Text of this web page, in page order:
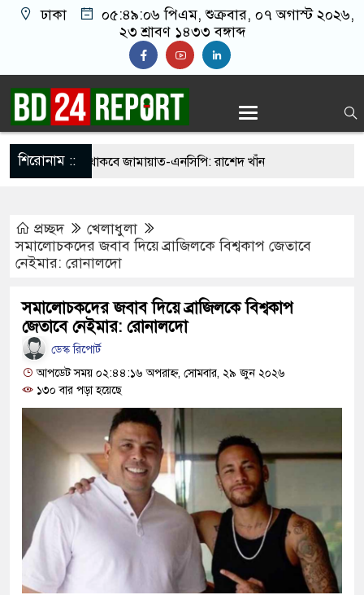
ঢাকা ০৫:৪৯:০৭ পিএম, শুক্রবার, ০৭ অগাস্ট ২০২৬,
২৩ শ্রাবণ ১৪৩৩ বঙ্গাব্দ
শিরোনাম ::
দায়ী থাকবে জামায়াত-এনসিপি: রাশেদ খাঁন
দায়ী থাকবে জামায়াত-এনসিপি: রাশেদ খাঁন
হারিয়েছে বর্তমান সরকার: নাহিদ ইসলাম
করতে ন্যাটোভুক্ত দেশে হামলা চালাতে পারে রাশিয়া
সার্কিটে আগুনে ঘর পুড়ে ছাই, অক্ষত পবিত্র কোরআন
মাথায় বোতল ছুঁড়লো কে, ভিডিওতে কী আছে?
অভিযোগে জাবি ছাত্রদলের যুগ্ম আহ্বায়ককে কারণ
মব সৃষ্টির সুযোগ নিতে পারে আওয়ামী লীগ:
না হলে এই সরকারও স্বৈরাচারী হবে : নাহিদ
প্রচ্ছদ
খেলাধুলা
সমালোচকদের জবাব দিয়ে ব্রাজিলকে বিশ্বকাপ জেতাবে
নেইমার: রোনালদো
সমালোচকদের জবাব দিয়ে ব্রাজিলকে বিশ্বকাপ
জেতাবে নেইমার: রোনালদো
ডেস্ক রিপোর্ট
আপডেট সময় ০২:৪৪:১৬ অপরাহ্ন, সোমবার, ২৯ জুন ২০২৬
১৩০ বার পড়া হয়েছে